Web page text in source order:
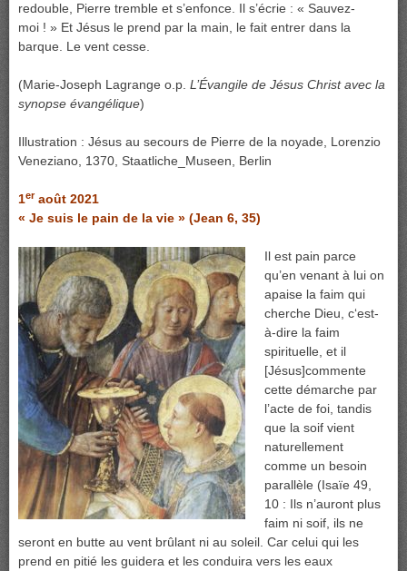
redouble, Pierre tremble et s’enfonce. Il s’écrie : « Sauvez-
moi ! » Et Jésus le prend par la main, le fait entrer dans la
barque. Le vent cesse.
(Marie-Joseph Lagrange o.p. L’Évangile de Jésus Christ avec la
synopse évangélique)
Illustration : Jésus au secours de Pierre de la noyade, Lorenzio
Veneziano, 1370, Staatliche_Museen, Berlin
1eraoût 2021
« Je suis le pain de la vie » (Jean 6, 35)
Il est pain parce
qu’en venant à lui on
apaise la faim qui
cherche Dieu, c‘est-
à-dire la faim
spirituelle, et il
[Jésus]commente
cette démarche par
l’acte de foi, tandis
que la soif vient
naturellement
comme un besoin
parallèle (Isaïe 49,
10 : Ils n’auront plus
faim ni soif, ils ne
seront en butte au vent brûlant ni au soleil. Car celui qui les
prend en pitié les guidera et les conduira vers les eaux